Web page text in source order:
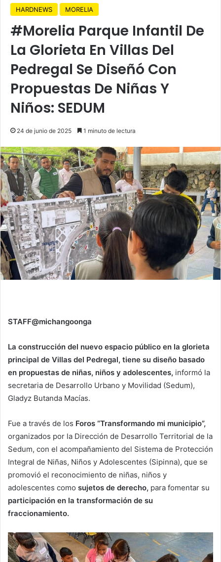
HARDNEWS MORELIA
#Morelia Parque Infantil De
La Glorieta En Villas Del
Pedregal Se Diseñó Con
Propuestas De Niñas Y
Niños: SEDUM
24 de junio de 2025 1 minuto de lectura
STAFF@michangoonga
La construcción del nuevo espacio público en la glorieta
principal de Villas del Pedregal, tiene su diseño basado
en propuestas de niñas, niños y adolescentes, informó la
secretaria de Desarrollo Urbano y Movilidad (Sedum),
Gladyz Butanda Macías.
Fue a través de los Foros “Transformando mi municipio”,
organizados por la Dirección de Desarrollo Territorial de la
Sedum, con el acompañamiento del Sistema de Protección
Integral de Niñas, Niños y Adolescentes (Sipinna), que se
promovió el reconocimiento de niñas, niños y
adolescentes como sujetos de derecho, para fomentar su
participación en la transformación de su
fraccionamiento.